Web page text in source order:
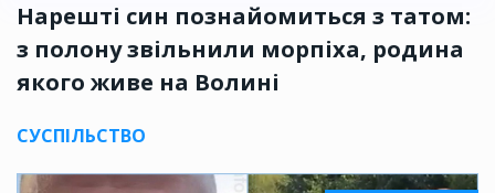
Нарешті син познайомиться з татом:
з полону звільнили морпіха, родина
якого живе на Волині
СУСПІЛЬСТВО